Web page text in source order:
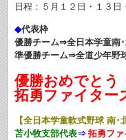
日程：５月１２日・１３日
◆代表枠
優勝チーム⇒全日本学童南
準優勝チーム⇒全道少年野
優勝おめでとう
拓勇ファイター
【全日本学童軟式野球 南･
苫小牧支部代表⇒ 拓勇フ